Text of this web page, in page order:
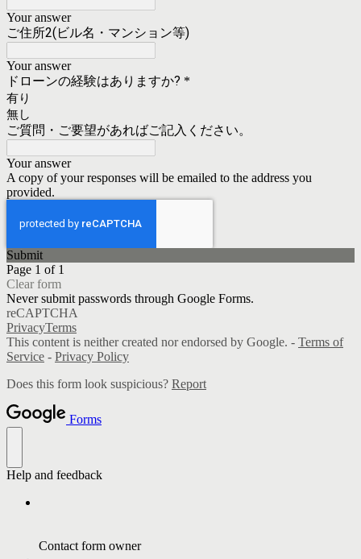
Your answer
ご住所2(ビル名・マンション等)
Your answer
ドローンの経験はありますか? *
有り
無し
ご質問・ご要望があればご記入ください。
Your answer
A copy of your responses will be emailed to the address you
provided.
Submit
Page 1 of 1
Clear form
Never submit passwords through Google Forms.
reCAPTCHA
PrivacyTerms
This content is neither created nor endorsed by Google. - Terms of
Service - Privacy Policy
Does this form look suspicious? Report
Forms
Help and feedback
Contact form owner